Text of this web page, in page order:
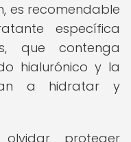
es recomendable
específica
que contenga
hialurónico y la
a hidratar y
proteger